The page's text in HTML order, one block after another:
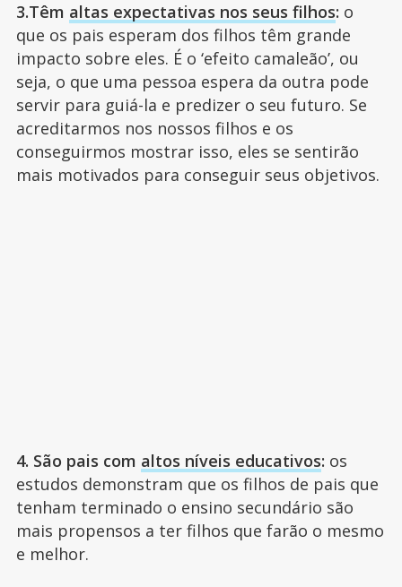
3.Têm altas expectativas nos seus filhos: o
que os pais esperam dos filhos têm grande
impacto sobre eles. É o ‘efeito camaleão’, ou
seja, o que uma pessoa espera da outra pode
servir para guiá-la e predizer o seu futuro. Se
acreditarmos nos nossos filhos e os
conseguirmos mostrar isso, eles se sentirão
mais motivados para conseguir seus objetivos.
4. São pais com altos níveis educativos: os
estudos demonstram que os filhos de pais que
tenham terminado o ensino secundário são
mais propensos a ter filhos que farão o mesmo
e melhor.